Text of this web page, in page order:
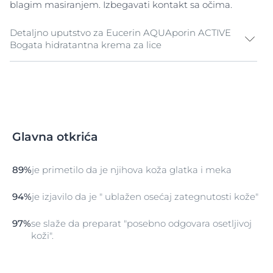
odgovarajuosetljivoj koži, a takođe ne sadrže parfeme
blagim masiranjem. Izbegavati kontakt sa očima.
Detaljno uputstvo za Eucerin AQUAporin ACTIVE
Bogata hidratantna krema za lice
kožu koristeći Eucerin DermatoCLEAN Blago mleko za
Korak 2: Toniranje
Tonika.
Korak 3: Posebna nega
Prvo naneti posebne preparate za negu koje inače
Glavna otkrića
89%je primetilo da je njihova koža glatka i meka
94%je izjavilo da je " ublažen osećaj zategnutosti kože"
97%se slaže da preparat "posebno odgovara osetljivoj
koži".